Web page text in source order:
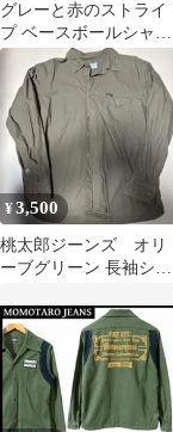
グレーと赤のストライ
プ ベースボールシャツ
サイズ36
¥3,500
桃太郎ジーンズ オリ
ーブグリーン 長袖シャ